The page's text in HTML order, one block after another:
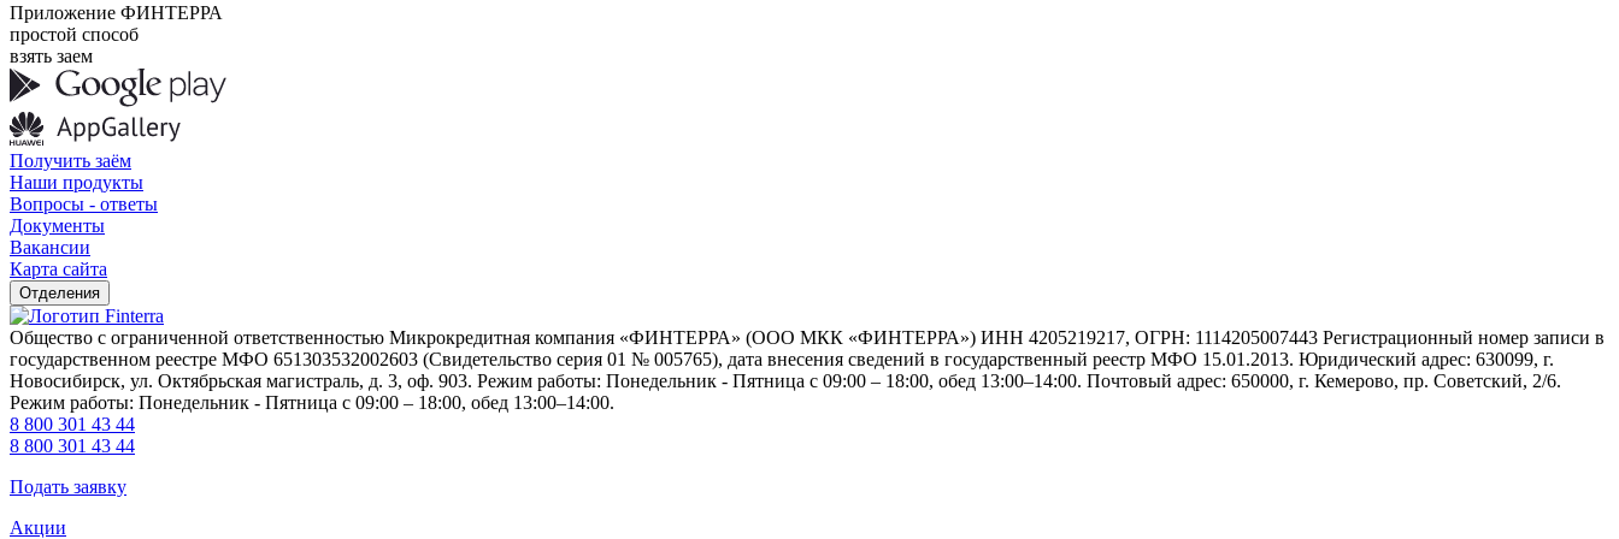
Приложение ФИНТЕРРА
простой способ
взять заем
Получить заём
Наши продукты
Вопросы - ответы
Документы
Вакансии
Карта сайта
Отделения
Общество с ограниченной ответственностью Микрокредитная компания «ФИНТЕРРА» (ООО МКК «ФИНТЕРРА») ИНН 4205219217, ОГРН: 1114205007443 Регистрационный номер записи в
государственном реестре МФО 651303532002603 (Свидетельство серия 01 № 005765), дата внесения сведений в государственный реестр МФО 15.01.2013. Юридический адрес: 630099, г.
Новосибирск, ул. Октябрьская магистраль, д. 3, оф. 903. Режим работы: Понедельник - Пятница с 09:00 – 18:00, обед 13:00–14:00. Почтовый адрес: 650000, г. Кемерово, пр. Советский, 2/6.
Режим работы: Понедельник - Пятница с 09:00 – 18:00, обед 13:00–14:00.
8 800 301 43 44
8 800 301 43 44
Подать заявку
Акции